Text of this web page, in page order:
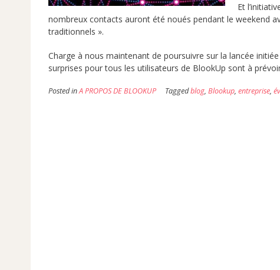
Et
nombreux contacts auront été noués pendant le weekend
traditionnels ».
Charge à nous maintenant de poursuivre sur la lancée
surprises pour tous les utilisateurs de BlookUp sont à
Posted inA PROPOS DE BLOOKUP Taggedblog, Blookup, entreprise,